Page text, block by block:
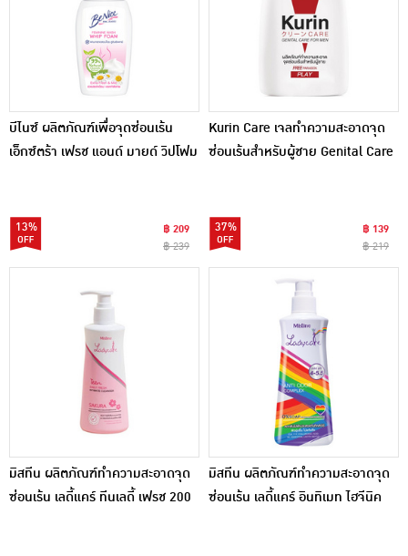
บีไนซ์ ผลิตภัณฑ์เพื่อจุดซ่อนเร้น
เอ็กซ์ตร้า เฟรช แอนด์ มายด์ วิปโฟม
13%
฿ 209
฿ 239
Kurin Care เจลทำความสะอาดจุด
ซ่อนเร้นสำหรับผู้ชาย Genital Care
37%
฿ 139
฿ 219
มิสทีน ผลิตภัณฑ์ทำความสะอาดจุด
ซ่อนเร้น เลดี้แคร์ ทีนเลดี้ เฟรช 200
มิสทีน ผลิตภัณฑ์ทำความสะอาดจุด
ซ่อนเร้น เลดี้แคร์ อินทิเมท ไฮจีนิค